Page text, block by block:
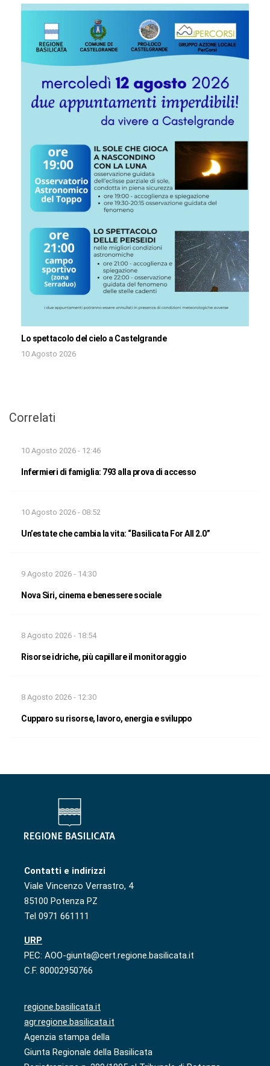
Lo spettacolo del cielo a Castelgrande
10 Agosto 2026
Correlati
10 Agosto 2026 - 12:46
Infermieri di famiglia: 793 alla prova di accesso
10 Agosto 2026 - 08:52
Un’estate che cambia la vita: “Basilicata For All 2.0”
9 Agosto 2026 - 14:30
Nova Siri, cinema e benessere sociale
8 Agosto 2026 - 18:54
Risorse idriche, più capillare il monitoraggio
8 Agosto 2026 - 12:30
Cupparo su risorse, lavoro, energia e sviluppo
Contatti e indirizzi
Viale Vincenzo Verrastro, 4
85100 Potenza PZ
Tel 0971 661111
URP
PEC: AOO-giunta@cert.regione.basilicata.it
C.F. 80002950766
regione.basilicata.it
agr.regione.basilicata.it
Agenzia stampa della
Giunta Regionale della Basilicata